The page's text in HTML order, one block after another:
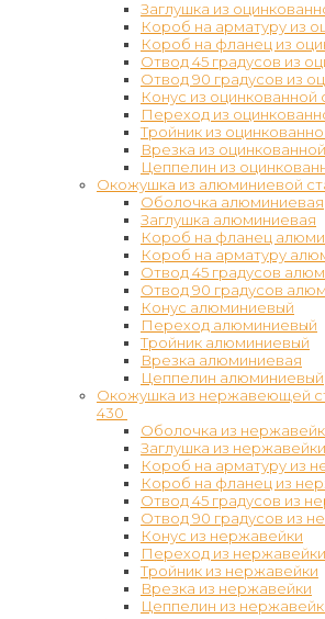
Заглушка из
Короб на арматуру из
Короб на фланец из
Отвод 45 градусов из
Отвод 90 градусов из
Конус из оцинкованной
Переход из
Тройник из
Врезка из
Цеппелин из
Окожушка из алюминиевой
Оболочка алюминиевая
Заглушка алюминиевая
Короб на фланец
Короб на арматуру
Отвод 45 градусов
Отвод 90 градусов
Конус алюминиевый
Переход алюминиевый
Тройник алюминиевый
Врезка алюминиевая
Цеппелин алюминиевый
Окожушка из нержавеющей
430
Оболочка из
Заглушка из нержавейки
Короб на арматуру из
Короб на фланец из
Отвод 45 градусов из
Отвод 90 градусов из
Конус из нержавейки
Переход из нержавейки
Тройник из нержавейки
Врезка из нержавейки
Цеппелин из